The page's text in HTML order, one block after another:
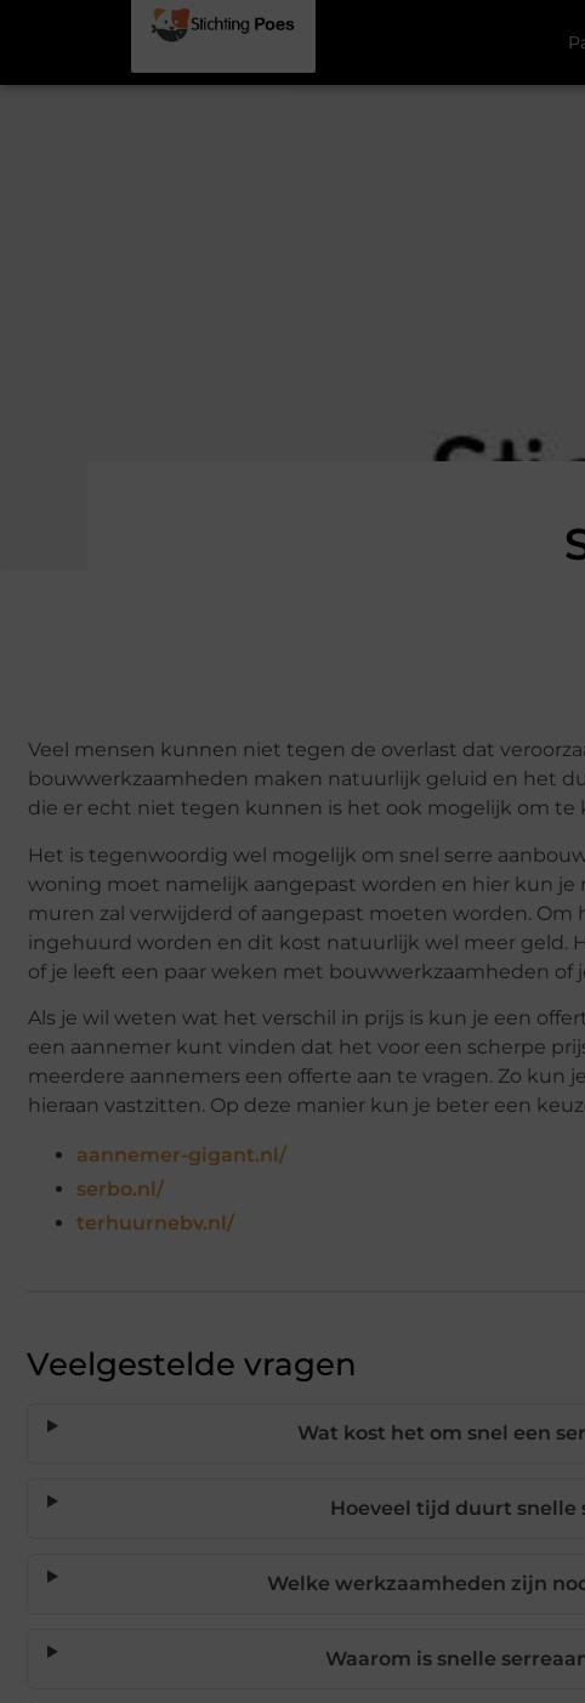
Veel mensen kunnen niet tegen de overlast dat
bouwwerkzaamheden maken natuurlijk geluid en het
die er echt niet tegen kunnen is het ook mogelijk om te
Het is tegenwoordig wel mogelijk om snel serre
woning moet namelijk aangepast worden en hier kun je
muren zal verwijderd of aangepast moeten worden.
ingehuurd worden en dit kost natuurlijk wel meer geld.
of je leeft een paar weken met bouwwerkzaamheden
Als je wil weten wat het verschil in prijs is kun je een
een aannemer kunt vinden dat het voor een scherpe
meerdere aannemers een offerte aan te vragen. Zo kun
hieraan vastzitten. Op deze manier kun je beter een
aannemer-gigant.nl/
serbo.nl/
terhuurnebv.nl/
Veelgestelde vragen
Wat kost het om snel een
Hoeveel tijd duurt snelle
Welke werkzaamheden zijn
Waarom is snelle